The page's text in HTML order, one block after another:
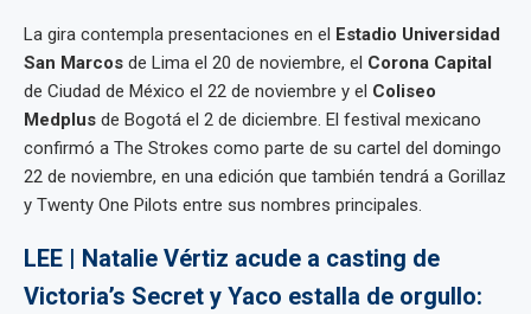
La gira contempla presentaciones en el Estadio Universidad
San Marcos de Lima el 20 de noviembre, el Corona Capital
de Ciudad de México el 22 de noviembre y el Coliseo
Medplus de Bogotá el 2 de diciembre. El festival mexicano
confirmó a The Strokes como parte de su cartel del domingo
22 de noviembre, en una edición que también tendrá a Gorillaz
y Twenty One Pilots entre sus nombres principales.
LEE | Natalie Vértiz acude a casting de
Victoria’s Secret y Yaco estalla de orgullo: